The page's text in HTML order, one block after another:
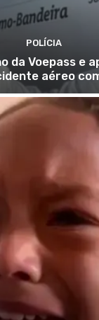
POLÍCIA
da Voepass e
aéreo